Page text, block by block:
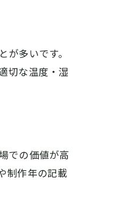
多いです。
切な温度・湿
での価値が高
制作年の記載